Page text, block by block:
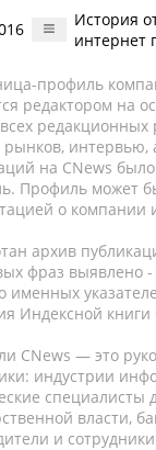
История
интернет
профиль
редактором на
редакционных
интервью,
на CNews
Профиль может
о компании
архив
фраз выявлено -
именных
Индексной книги
CNews — это
индустрии
власти,
и